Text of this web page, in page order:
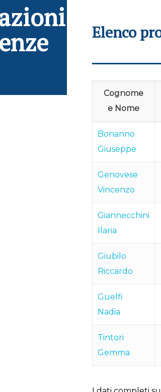
Elenco
Cognome
e Nome
Bonanno
Giuseppe
Genovese
Vincenzo
Giannecchini
Ilaria
Giubilo
Riccardo
Guelfi
Nadia
Tintori
Gemma